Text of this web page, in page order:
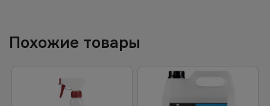
Похожие товары